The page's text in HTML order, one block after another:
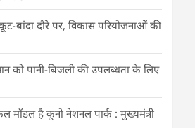
बांदा दौरे पर, विकास परियोजनाओं की
को पानी-बिजली की उपलब्धता के लिए
मॉडल है कूनो नेशनल पार्क : मुख्यमंत्री